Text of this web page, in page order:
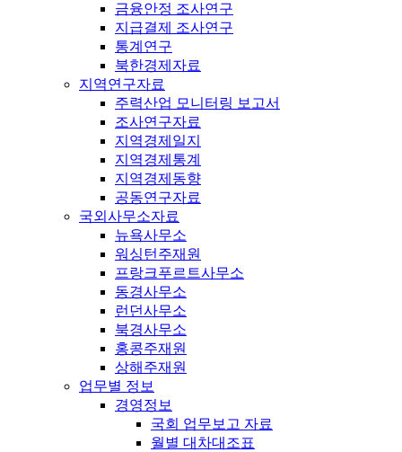
금융안정 조사연구
지급결제 조사연구
통계연구
북한경제자료
지역연구자료
주력산업 모니터링 보고서
조사연구자료
지역경제일지
지역경제통계
지역경제동향
공동연구자료
국외사무소자료
뉴욕사무소
워싱턴주재원
프랑크푸르트사무소
동경사무소
런던사무소
북경사무소
홍콩주재원
상해주재원
업무별 정보
경영정보
국회 업무보고 자료
월별 대차대조표